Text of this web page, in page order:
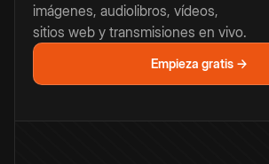
imágenes, audiolibros, vídeos,
sitios web y transmisiones en vivo.
Empieza gratis →